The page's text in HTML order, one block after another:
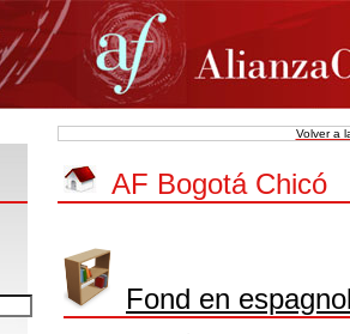
Volver a
AF Bogotá Chicó
Fond en